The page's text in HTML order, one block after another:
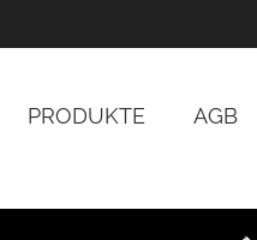
PRODUKTE AGB